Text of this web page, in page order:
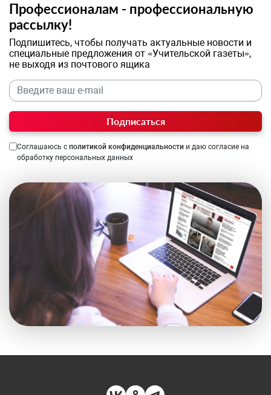
Профессионалам - профессиональную
рассылку!
Подпишитесь, чтобы получать актуальные новости и
специальные предложения от «Учительской газеты»,
не выходя из почтового ящика
Подписаться
Соглашаюсь с политикой конфиденциальности и даю согласие на
обработку персональных данных